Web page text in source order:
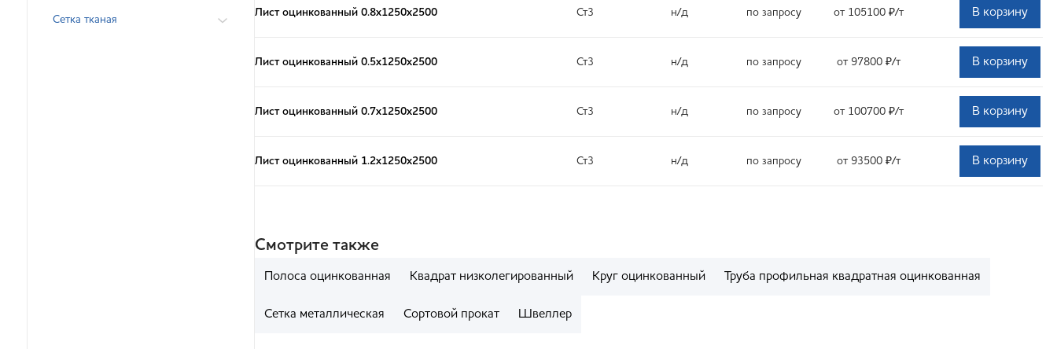
Сетка тканая
Лист оцинкованный 0.8х1250х2500 Ст3 н/д по запросу от 105100 ₽/т В корзину
Лист оцинкованный 0.5х1250х2500 Ст3 н/д по запросу от 97800 ₽/т В корзину
Лист оцинкованный 0.7х1250х2500 Ст3 н/д по запросу от 100700 ₽/т В корзину
Лист оцинкованный 1.2х1250х2500 Ст3 н/д по запросу от 93500 ₽/т В корзину
Смотрите также
Полоса оцинкованная Квадрат низколегированный Круг оцинкованный Труба профильная квадратная оцинкованная
Сетка металлическая Сортовой прокат Швеллер